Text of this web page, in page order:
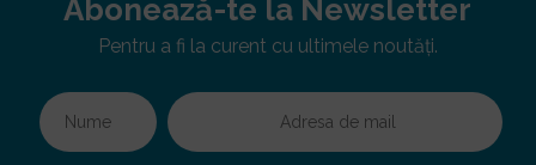
Abonează-te la Newsletter
Pentru a fi la curent cu ultimele noutăți.